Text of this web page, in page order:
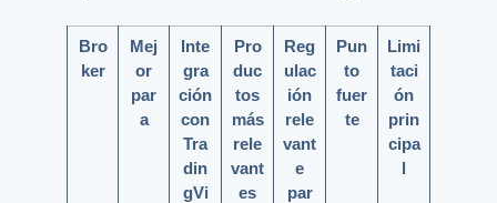
Bro
ker
Mej
or
par
a
Inte
gra
ción
con
Tra
din
gVi
Pro
duc
tos
más
rele
vant
es
Reg
ulac
ión
rele
vant
e
par
Pun
to
fuer
te
Limi
taci
ón
prin
cipa
l